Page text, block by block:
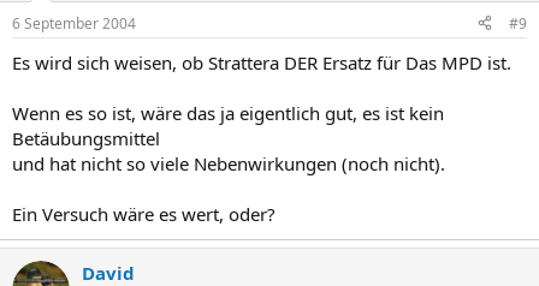
6 September 2004 #9
Es wird sich weisen, ob Strattera DER Ersatz für Das MPD ist.
Wenn es so ist, wäre das ja eigentlich gut, es ist kein
Betäubungsmittel
und hat nicht so viele Nebenwirkungen (noch nicht).
Ein Versuch wäre es wert, oder?
David